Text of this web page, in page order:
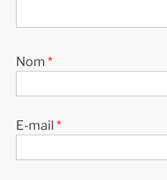
Nom *
E-mail *